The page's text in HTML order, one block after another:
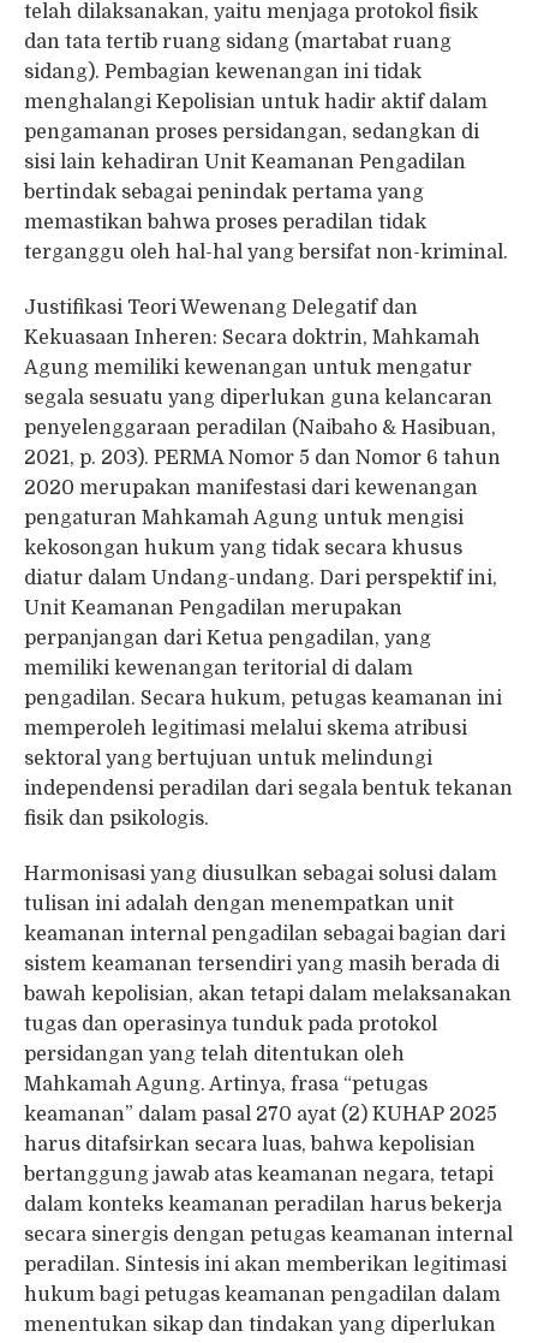
telah dilaksanakan, yaitu menjaga protokol fisik
dan tata tertib ruang sidang (martabat ruang
sidang). Pembagian kewenangan ini tidak
menghalangi Kepolisian untuk hadir aktif dalam
pengamanan proses persidangan, sedangkan di
sisi lain kehadiran Unit Keamanan Pengadilan
bertindak sebagai penindak pertama yang
memastikan bahwa proses peradilan tidak
terganggu oleh hal-hal yang bersifat non-kriminal.
Justifikasi Teori Wewenang Delegatif dan
Kekuasaan Inheren: Secara doktrin, Mahkamah
Agung memiliki kewenangan untuk mengatur
segala sesuatu yang diperlukan guna kelancaran
penyelenggaraan peradilan (Naibaho & Hasibuan,
2021, p. 203). PERMA Nomor 5 dan Nomor 6 tahun
2020 merupakan manifestasi dari kewenangan
pengaturan Mahkamah Agung untuk mengisi
kekosongan hukum yang tidak secara khusus
diatur dalam Undang-undang. Dari perspektif ini,
Unit Keamanan Pengadilan merupakan
perpanjangan dari Ketua pengadilan, yang
memiliki kewenangan teritorial di dalam
pengadilan. Secara hukum, petugas keamanan ini
memperoleh legitimasi melalui skema atribusi
sektoral yang bertujuan untuk melindungi
independensi peradilan dari segala bentuk tekanan
fisik dan psikologis.
Harmonisasi yang diusulkan sebagai solusi dalam
tulisan ini adalah dengan menempatkan unit
keamanan internal pengadilan sebagai bagian dari
sistem keamanan tersendiri yang masih berada di
bawah kepolisian, akan tetapi dalam melaksanakan
tugas dan operasinya tunduk pada protokol
persidangan yang telah ditentukan oleh
Mahkamah Agung. Artinya, frasa “petugas
keamanan” dalam pasal 270 ayat (2) KUHAP 2025
harus ditafsirkan secara luas, bahwa kepolisian
bertanggung jawab atas keamanan negara, tetapi
dalam konteks keamanan peradilan harus bekerja
secara sinergis dengan petugas keamanan internal
peradilan. Sintesis ini akan memberikan legitimasi
hukum bagi petugas keamanan pengadilan dalam
menentukan sikap dan tindakan yang diperlukan